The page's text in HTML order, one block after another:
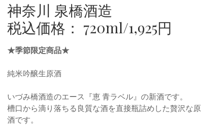
神奈川 泉橋酒造
税込価格： 720ml/1,925円
★季節限定商品★
純米吟醸生原酒
いづみ橋酒造のエース『恵 青ラベル』の新酒です。
槽口から滴り落ちる良質な酒を直接瓶詰めした贅沢な原
酒です。